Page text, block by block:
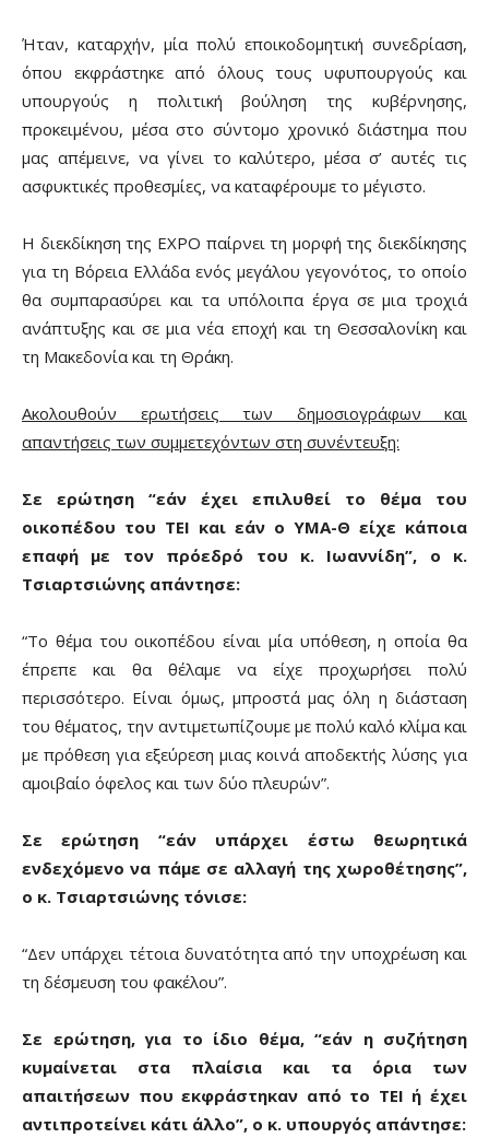
Ήταν, καταρχήν, μία πολύ εποικοδομητική συνεδρίαση,
όπου εκφράστηκε από όλους τους υφυπουργούς και
υπουργούς η πολιτική βούληση της κυβέρνησης,
προκειμένου, μέσα στο σύντομο χρονικό διάστημα που
μας απέμεινε, να γίνει το καλύτερο, μέσα σ’ αυτές τις
ασφυκτικές προθεσμίες, να καταφέρουμε το μέγιστο.
Η διεκδίκηση της ΕΧΡΟ παίρνει τη μορφή της διεκδίκησης
για τη Βόρεια Ελλάδα ενός μεγάλου γεγονότος, το οποίο
θα συμπαρασύρει και τα υπόλοιπα έργα σε μια τροχιά
ανάπτυξης και σε μια νέα εποχή και τη Θεσσαλονίκη και
τη Μακεδονία και τη Θράκη.
Ακολουθούν ερωτήσεις των δημοσιογράφων και
απαντήσεις των συμμετεχόντων στη συνέντευξη:
Σε ερώτηση “εάν έχει επιλυθεί το θέμα του
οικοπέδου του ΤΕΙ και εάν ο ΥΜΑ-Θ είχε κάποια
επαφή με τον πρόεδρό του κ. Ιωαννίδη”, ο κ.
Τσιαρτσιώνης απάντησε:
“Το θέμα του οικοπέδου είναι μία υπόθεση, η οποία θα
έπρεπε και θα θέλαμε να είχε προχωρήσει πολύ
περισσότερο. Είναι όμως, μπροστά μας όλη η διάσταση
του θέματος, την αντιμετωπίζουμε με πολύ καλό κλίμα και
με πρόθεση για εξεύρεση μιας κοινά αποδεκτής λύσης για
αμοιβαίο όφελος και των δύο πλευρών”.
Σε ερώτηση “εάν υπάρχει έστω θεωρητικά
ενδεχόμενο να πάμε σε αλλαγή της χωροθέτησης”,
ο κ. Τσιαρτσιώνης τόνισε:
“Δεν υπάρχει τέτοια δυνατότητα από την υποχρέωση και
τη δέσμευση του φακέλου”.
Σε ερώτηση, για το ίδιο θέμα, “εάν η συζήτηση
κυμαίνεται στα πλαίσια και τα όρια των
απαιτήσεων που εκφράστηκαν από το ΤΕΙ ή έχει
αντιπροτείνει κάτι άλλο”, ο κ. υπουργός απάντησε: